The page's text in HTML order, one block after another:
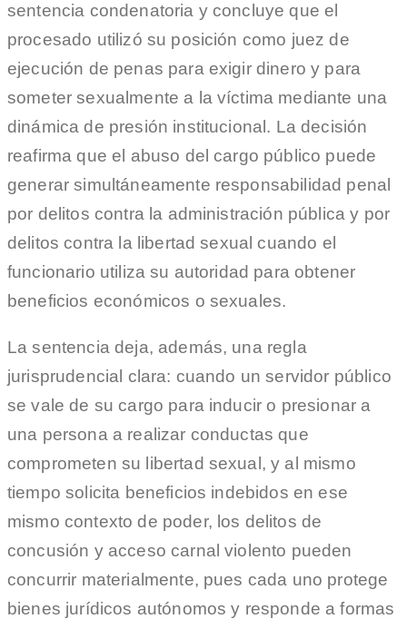
sentencia condenatoria y concluye que el
procesado utilizó su posición como juez de
ejecución de penas para exigir dinero y para
someter sexualmente a la víctima mediante una
dinámica de presión institucional. La decisión
reafirma que el abuso del cargo público puede
generar simultáneamente responsabilidad penal
por delitos contra la administración pública y por
delitos contra la libertad sexual cuando el
funcionario utiliza su autoridad para obtener
beneficios económicos o sexuales.
La sentencia deja, además, una regla
jurisprudencial clara: cuando un servidor público
se vale de su cargo para inducir o presionar a
una persona a realizar conductas que
comprometen su libertad sexual, y al mismo
tiempo solicita beneficios indebidos en ese
mismo contexto de poder, los delitos de
concusión y acceso carnal violento pueden
concurrir materialmente, pues cada uno protege
bienes jurídicos autónomos y responde a formas